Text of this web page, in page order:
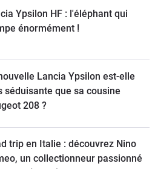
Ypsilon HF : l'éléphant qui
énormément !
Lancia Ypsilon est-elle
séduisante que sa cousine
208 ?
trip en Italie : découvrez Nino
un collectionneur passionné